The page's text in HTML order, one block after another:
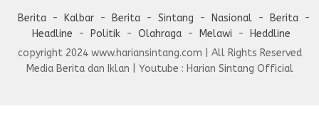
Berita Kalbar Berita Sintang Nasional
Berita
Headline
Politik Olahraga Melawi
Heddline
copyright 2024 www.hariansintang.com | All Rights Reserved
Media Berita dan Iklan | Youtube : Harian Sintang Official